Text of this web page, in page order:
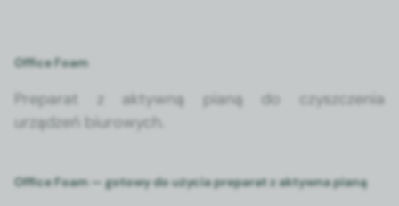
Office Foam
Preparat z akty­wną pianą do czyszczenia
urządzeń biurowych.
Office Foam — gotowy do użycia preparat z aktywna pianą